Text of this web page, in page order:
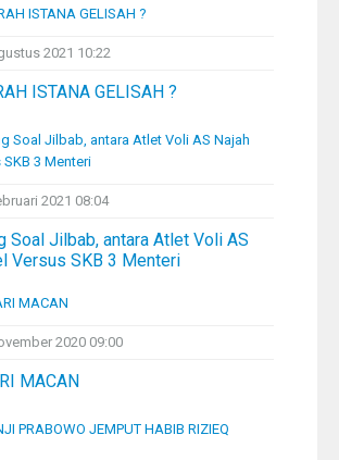
2021 10:22
ISTANA GELISAH ?
2021 08:04
Soal Jilbab, antara Atlet Voli AS
Versus SKB 3 Menteri
2020 09:00
MACAN